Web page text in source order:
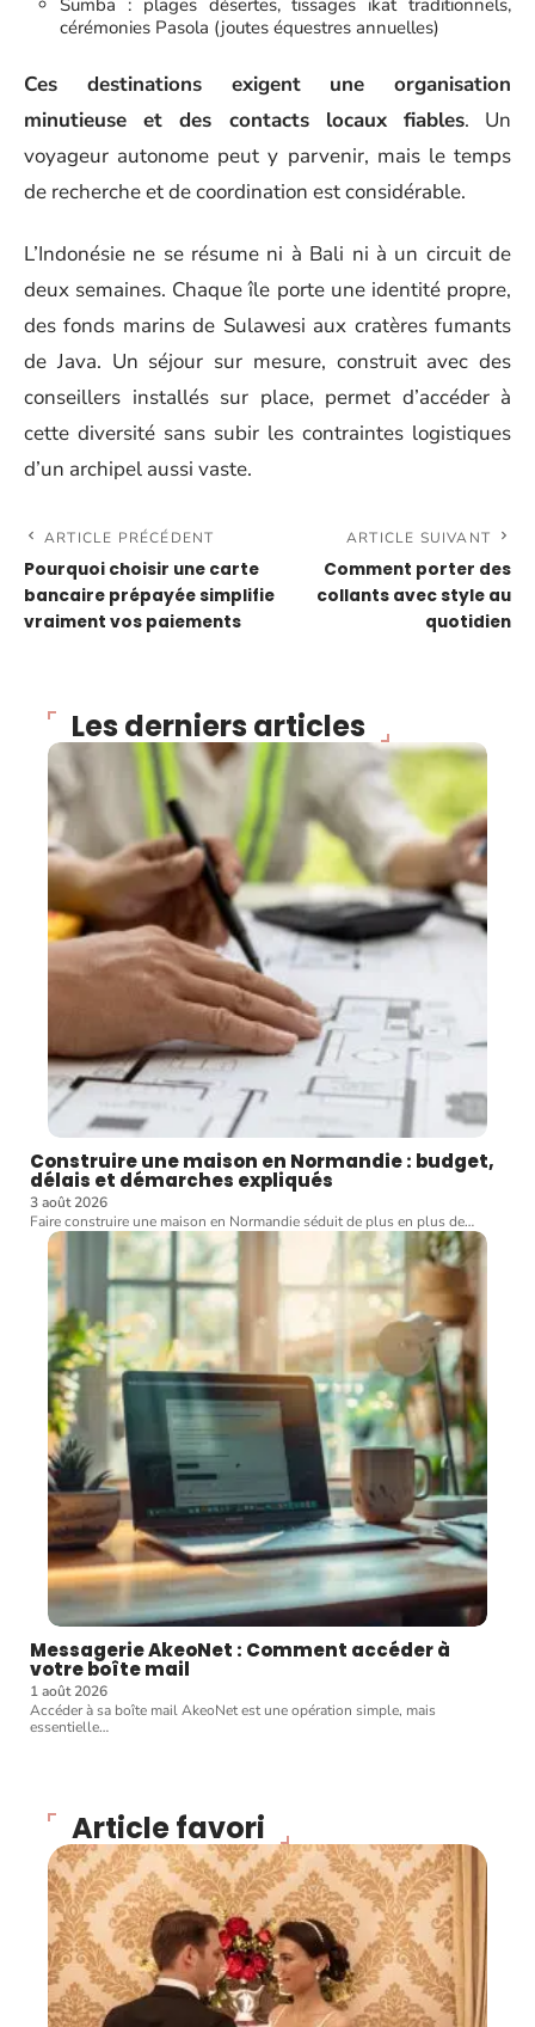
Sumba : plages désertes, tissages ikat traditionnels,
cérémonies Pasola (joutes équestres annuelles)
Ces destinations exigent une organisation
minutieuse et des contacts locaux fiables. Un
voyageur autonome peut y parvenir, mais le temps
de recherche et de coordination est considérable.
L’Indonésie ne se résume ni à Bali ni à un circuit de
deux semaines. Chaque île porte une identité propre,
des fonds marins de Sulawesi aux cratères fumants
de Java. Un séjour sur mesure, construit avec des
conseillers installés sur place, permet d’accéder à
cette diversité sans subir les contraintes logistiques
d’un archipel aussi vaste.
ARTICLE PRÉCÉDENT
Pourquoi choisir une carte
bancaire prépayée simplifie
vraiment vos paiements
ARTICLE SUIVANT
Comment porter des
collants avec style au
quotidien
Les derniers articles
Construire une maison en Normandie : budget,
délais et démarches expliqués
3 août 2026
Faire construire une maison en Normandie séduit de plus en plus de…
Messagerie AkeoNet : Comment accéder à
votre boîte mail
1 août 2026
Accéder à sa boîte mail AkeoNet est une opération simple, mais
essentielle…
Article favori